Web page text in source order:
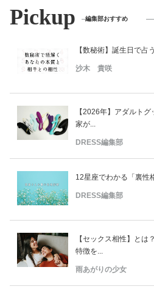
Pickup 編集部おすすめ
【数秘術】誕生日で占
沙木 貴咲
【2026年】アダルト
家が...
DRESS編集部
12星座でわかる「裏性
DRESS編集部
【セックス相性】とは
特徴を...
雨あがりの少女